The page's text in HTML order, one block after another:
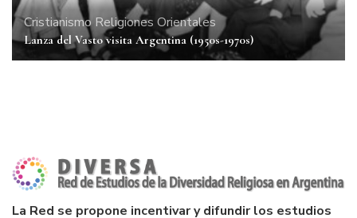
Cristianismo Religiones Orientales
Lanza del Vasto visita Argentina (1950s-1970s)
La Red se propone incentivar y difundir los estudios